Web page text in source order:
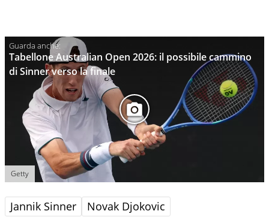
Tabellone Australian Open 2026: il possibile cammino
di Sinner verso la finale
Getty
Jannik Sinner Novak Djokovic